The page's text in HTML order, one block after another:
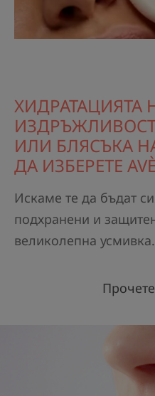
ХИДРАТАЦИЯТА
ИЛИ БЛЯСЪКА
ДА ИЗБЕРЕТЕ
Искаме те да бъдат
подхранени и
великолепна усмивка.